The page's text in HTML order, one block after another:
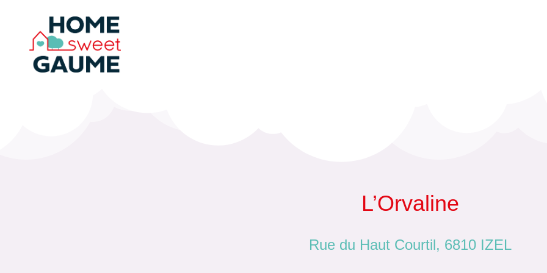
L’Orvaline
Rue du Haut Courtil, 6810 IZEL